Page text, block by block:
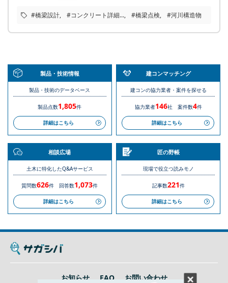
#橋梁設計 #コンクリート詳細... #橋梁点検 #河川構造物
製品・技術情報
製品・技術のデータベース
製品点数1,805件
詳細はこちら
建コンマッチング
建コンの協力業者・案件を探せる
協力業者146社 案件数4件
詳細はこちら
相談広場
土木に特化したQ&Aサービス
質問数626件 回答数1,073件
詳細はこちら
匠の野帳
現場で役立つ読みモノ
記事数221件
詳細はこちら
お知らせ FAQ お問い合わせ